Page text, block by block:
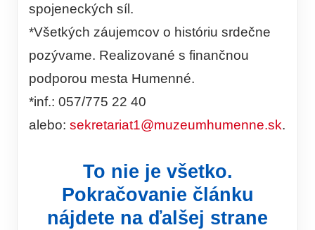
spojeneckých síl.
*Všetkých záujemcov o históriu srdečne
pozývame. Realizované s finančnou
podporou mesta Humenné.
*inf.: 057/775 22 40
alebo: sekretariat1@muzeumhumenne.sk.
To nie je všetko.
Pokračovanie článku
nájdete na ďalšej strane